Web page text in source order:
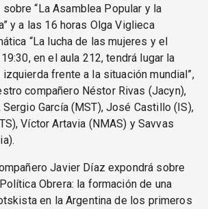
“La Asamblea Popular y la
y a las 16 horas Olga Viglieca
“La lucha de las mujeres y el
en el aula 212, tendrá lugar la
izquierda frente a la situación mundial”,
compañero Néstor Rivas (Jacyn),
García (MST), José Castillo (IS),
Víctor Artavia (NMAS) y Savvas
Javier Díaz expondrá sobre
Obrera: la formación de una
en la Argentina de los primeros